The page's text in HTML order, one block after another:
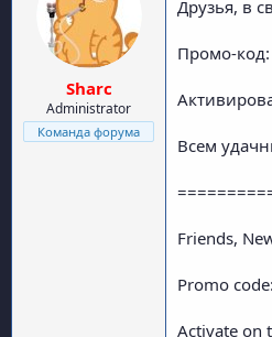
ч
л
а
Sharc
Administrator
Команда форума
Друзья, в
Промо-код:
Всем
Friends,
Promo
Activate on